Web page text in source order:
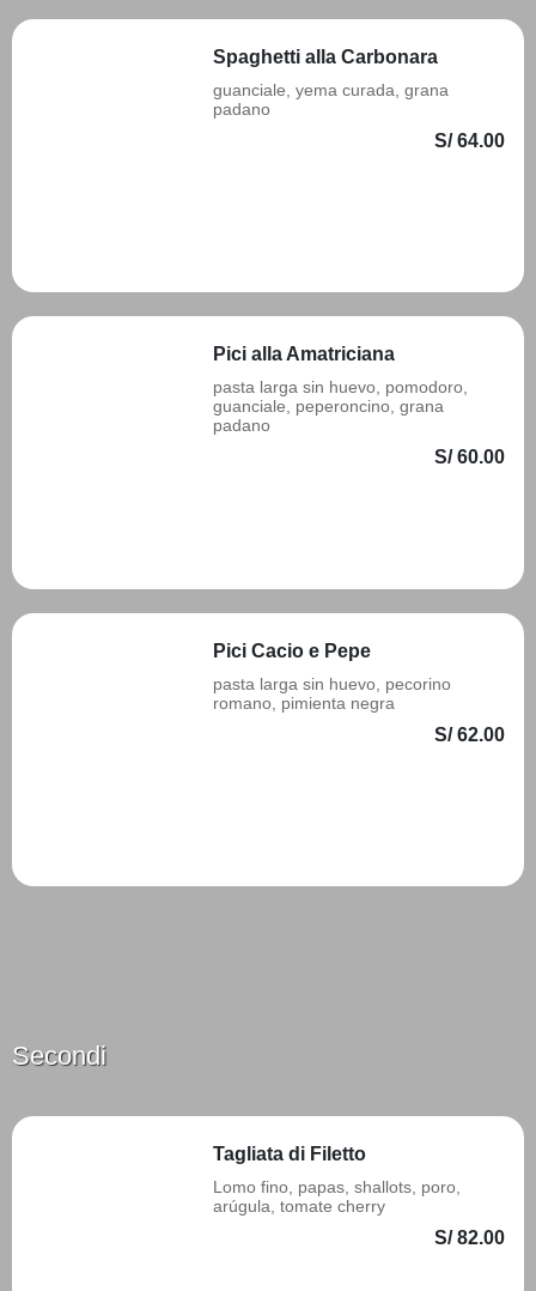
Spaghetti alla Carbonara
guanciale, yema curada, grana
padano
S/ 64.00
Pici alla Amatriciana
pasta larga sin huevo, pomodoro,
guanciale, peperoncino, grana
padano
S/ 60.00
Pici Cacio e Pepe
pasta larga sin huevo, pecorino
romano, pimienta negra
S/ 62.00
Secondi
Tagliata di Filetto
Lomo fino, papas, shallots, poro,
arúgula, tomate cherry
S/ 82.00